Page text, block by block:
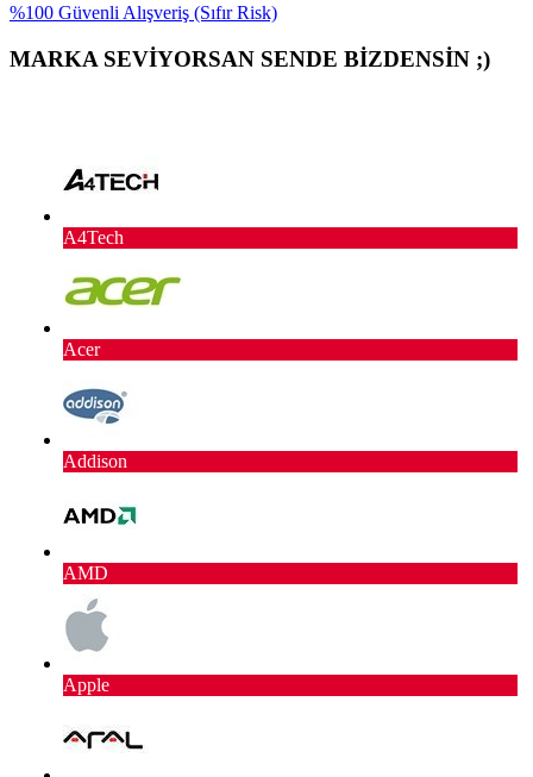
%100 Güvenli Alışveriş (Sıfır Risk)
MARKA SEVİYORSAN SENDE BİZDENSİN ;)
A4Tech
Acer
Addison
AMD
Apple